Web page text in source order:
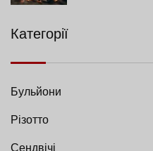
Категорії
Бульйони
Різотто